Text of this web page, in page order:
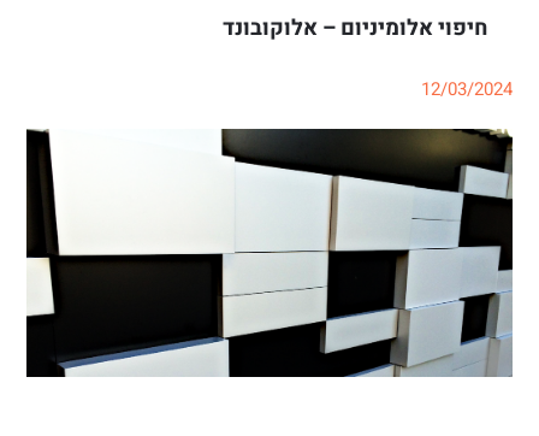
חיפוי אלומיניום – אלוקובונד
12/03/2024